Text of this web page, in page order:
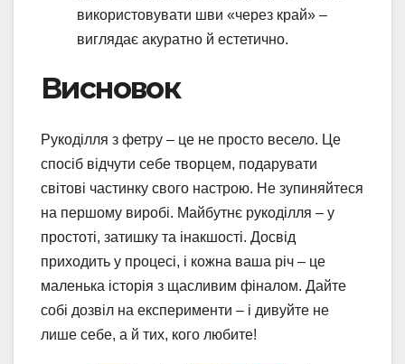
використовувати шви «через край» –
виглядає акуратно й естетично.
Висновок
Рукоділля з фетру – це не просто весело. Це
спосіб відчути себе творцем, подарувати
світові частинку свого настрою. Не зупиняйтеся
на першому виробі. Майбутнє рукоділля – у
простоті, затишку та інакшості. Досвід
приходить у процесі, і кожна ваша річ – це
маленька історія з щасливим фіналом. Дайте
собі дозвіл на експерименти – і дивуйте не
лише себе, а й тих, кого любите!